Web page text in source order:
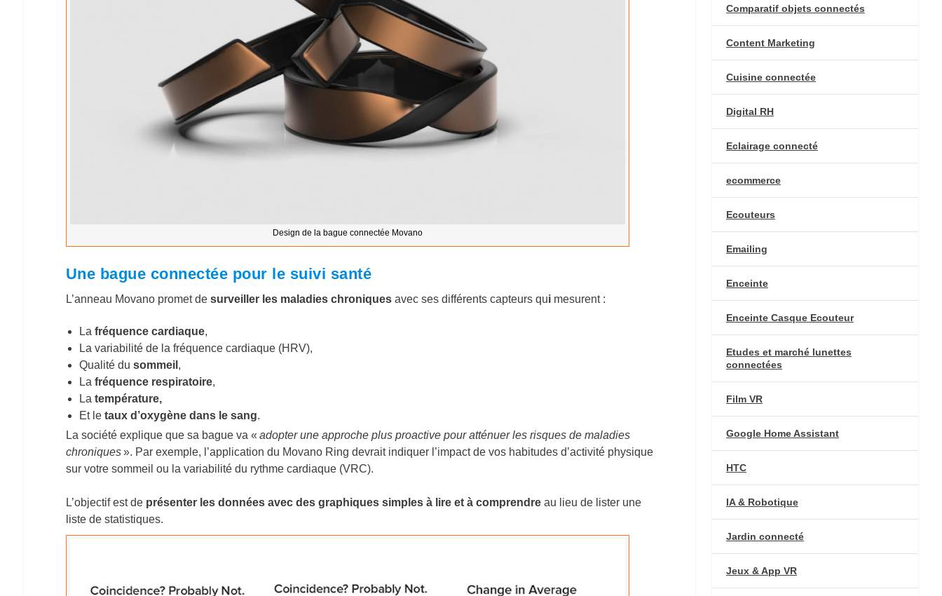
Design de la bague connectée Movano
Une bague connectée pour le suivi santé
L’anneau Movano promet de surveiller les maladies chroniquesavec ses différents capteurs qui mesurent :
La fréquence cardiaque,
La variabilité de la fréquence cardiaque (HRV),
Qualité du sommeil ,
La fréquence respiratoire,
La température,
Et le taux d’oxygène dans le sang.
La société explique que sa bague va « adopter une approche plus proactive pour atténuer les risques de maladies
chroniques». Par exemple, l’application du Movano Ring devrait indiquer l’impact de vos habitudes d’activité physique
sur votre sommeil ou la variabilité du rythme cardiaque (VRC).
L’objectif est de présenter les données avec des graphiques simples à lire et à comprendreau lieu de lister une
liste de statistiques.
Comparatif objets connectés
Content Marketing
Cuisine connectée
Digital RH
Eclairage connecté
ecommerce
Ecouteurs
Emailing
Enceinte
Enceinte Casque Ecouteur
Etudes et marché lunettes
connectées
Film VR
Google Home Assistant
HTC
IA & Robotique
Jardin connecté
Jeux & App VR